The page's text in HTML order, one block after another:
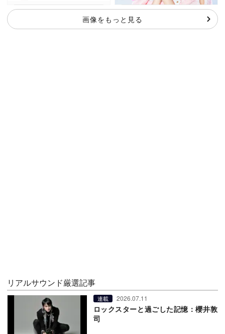
画像をもっと見る
リアルサウンド厳選記事
連載 2026.07.11
ロックスターと過ごした記憶：櫻井敦
司